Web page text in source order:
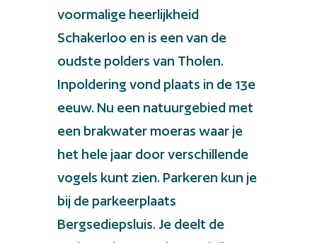
voormalige heerlijkheid
Schakerloo en is een van de
oudste polders van Tholen.
Inpoldering vond plaats in de 13e
eeuw. Nu een natuurgebied met
een brakwater moeras waar je
het hele jaar door verschillende
vogels kunt zien. Parkeren kun je
bij de parkeerplaats
Bergsediepsluis. Je deelt de